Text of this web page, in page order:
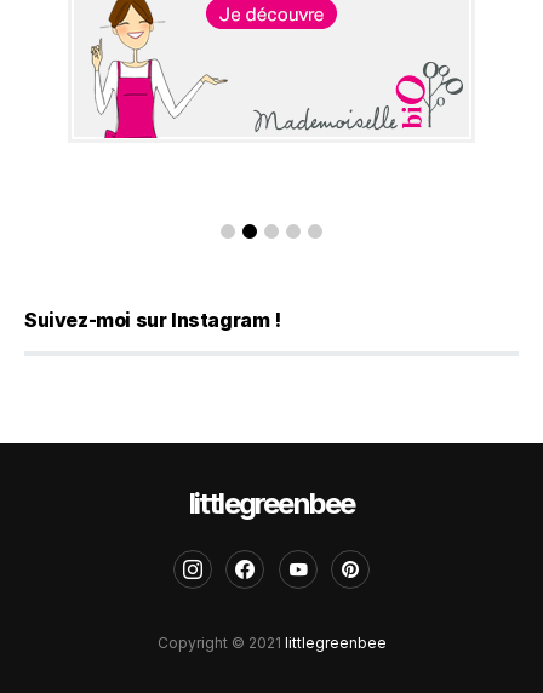
Suivez-moi sur Instagram !
littlegreenbee
Copyright © 2021 littlegreenbee